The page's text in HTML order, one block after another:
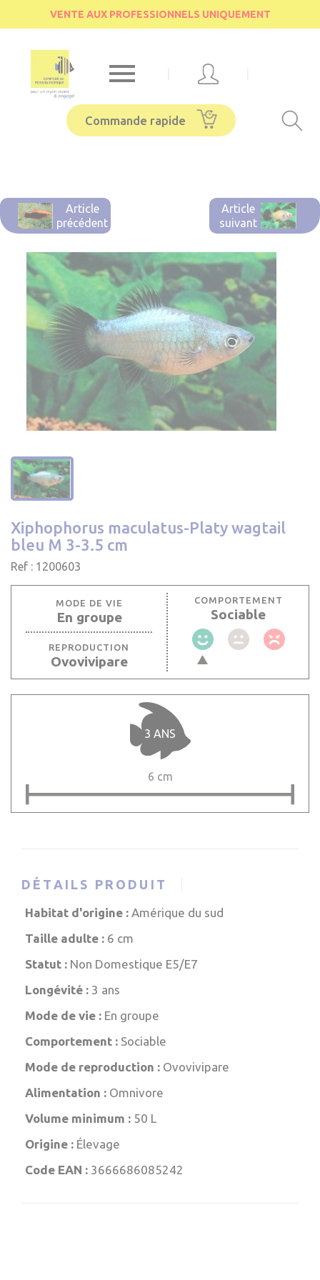
VENTE AUX PROFESSIONNELS UNIQUEMENT

Commande rapide
Article
précédent
Article
suivant
Xiphophorus maculatus-Platy wagtail
bleu M 3-3.5 cm
Ref : 1200603
MODE DE VIE
En groupe
REPRODUCTION
Ovovivipare
COMPORTEMENT
Sociable
3 ANS
6 cm
DÉTAILS PRODUIT
Habitat d'origine : Amérique du sud
Taille adulte : 6 cm
Statut : Non Domestique E5/E7
Longévité : 3 ans
Mode de vie : En groupe
Comportement : Sociable
Mode de reproduction : Ovovivipare
Alimentation : Omnivore
Volume minimum : 50 L
Origine : Élevage
Code EAN : 3666686085242